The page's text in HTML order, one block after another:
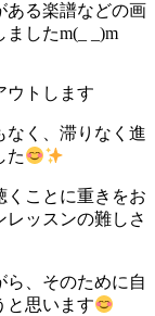
ある楽譜などの画
したm(_ _)m
ウトします
なく、滞りなく進
た
くことに重きをお
ッスンの難しさ
ら、そのために自
と思います